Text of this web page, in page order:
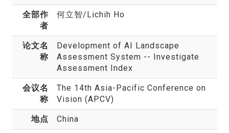
全部作
者
何立智/Lichih Ho
论文名
称
Development of AI Landscape
Assessment System -- Investigate
Assessment Index
会议名
称
The 14th Asia-Pacific Conference on
Vision (APCV)
地点 China